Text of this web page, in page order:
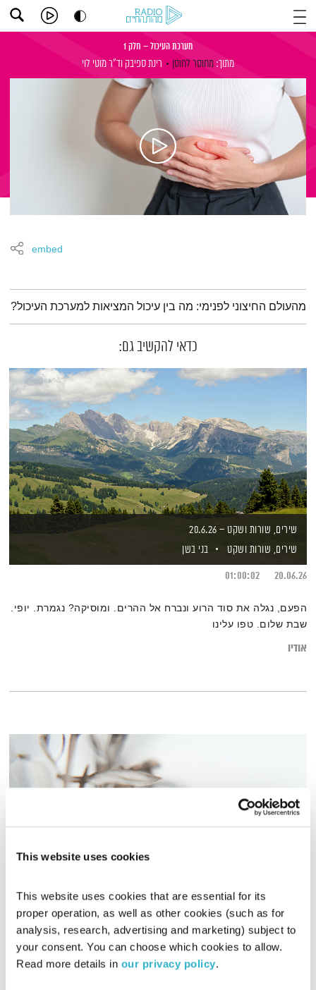
This website uses cookies
This website uses cookies that are essential for its
proper operation, as well as other cookies (such as for
analysis, research, advertising and marketing) subject to
your consent. You can choose which cookies to allow.
Read more details in our privacy policy.
מערכת העיכול – חלק 1
מתוך: מחוסר לחוסן רינת ספיבק וד"ר מוטי לוי
embed
תמצית הפודקאסט
מהעולם החיצוני לפנימי: מה בין עיכול המציאות למערכת העיכול?
כדאי להקשיב גם:
שירים, שורות ושקט – 20.6.26
שירים, שורות ושקט
בני בשן
20.06.26
01:00:02
הפעם, נגלה את סוד הרוע ונברח אל ההרים. ומוסיקה? נגמרת. יופי.
שבת שלום. טפו עלינו
אודיו
עולם קטן – 25.7.23
עולם קטן
אורי בנקהלטר
25.07.23
02:03:17
מסע מוזיקלי יומי עם אורי בנקהלטר, והפעם – מגוון,נעים, מרגיע